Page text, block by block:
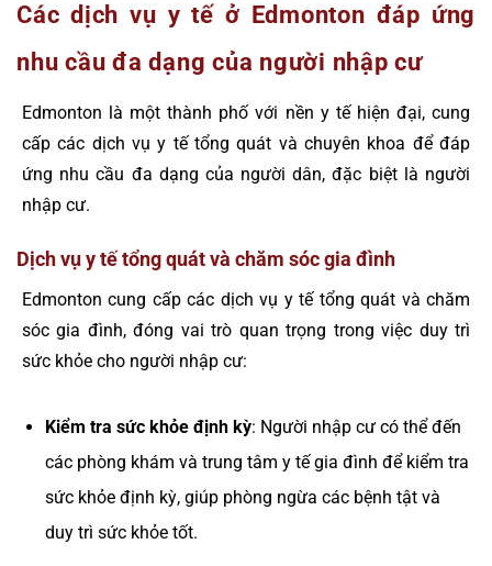
Các dịch vụ y tế ở Edmonton đáp ứng
nhu cầu đa dạng của người nhập cư
Edmonton là một thành phố với nền y tế hiện đại, cung
cấp các dịch vụ y tế tổng quát và chuyên khoa để đáp
ứng nhu cầu đa dạng của người dân, đặc biệt là người
nhập cư.
Dịch vụ y tế tổng quát và chăm sóc gia đình
Edmonton cung cấp các dịch vụ y tế tổng quát và chăm
sóc gia đình, đóng vai trò quan trọng trong việc duy trì
sức khỏe cho người nhập cư:
Kiểm tra sức khỏe định kỳ: Người nhập cư có thể đến
các phòng khám và trung tâm y tế gia đình để kiểm tra
sức khỏe định kỳ, giúp phòng ngừa các bệnh tật và
duy trì sức khỏe tốt.